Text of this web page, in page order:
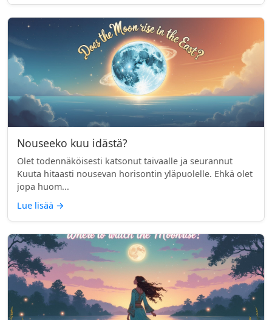
Nouseeko kuu idästä?
Olet todennäköisesti katsonut taivaalle ja seurannut
Kuuta hitaasti nousevan horisontin yläpuolelle. Ehkä olet
jopa huom...
Lue lisää →